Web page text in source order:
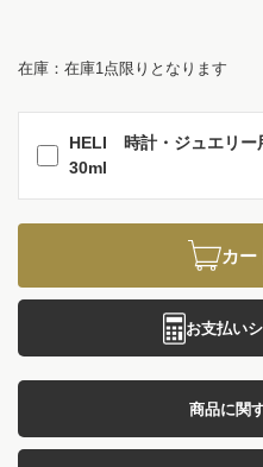
在庫：在庫1点限りとなります
HELI 時計・ジュエリー
30ml
カー
お支払い
商品に関